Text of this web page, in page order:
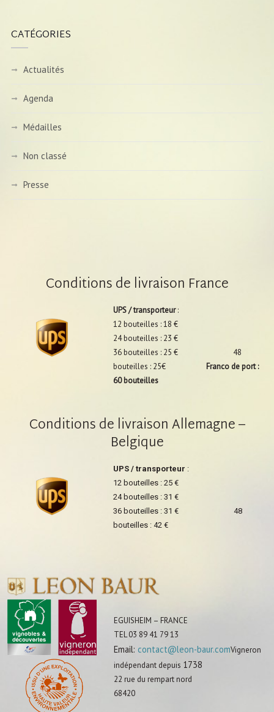
CATÉGORIES
Actualités
Agenda
Médailles
Non classé
Presse
Conditions de livraison France
UPS / transporteur:
12 bouteilles : 18 €
24 bouteilles : 23 €
36 bouteilles : 25 € 48
bouteilles : 25€
Franco de port :
60 bouteilles
Conditions de livraison Allemagne –
Belgique
UPS / transporteur :
12 bouteilles : 25 €
24 bouteilles : 31 €
36 bouteilles : 31 € 48
bouteilles : 42 €
EGUISHEIM – FRANCE
TEL 03 89 41 79 13
Email: contact@leon-baur.comVigneron
indépendant depuis 1738
22 rue du rempart nord
68420